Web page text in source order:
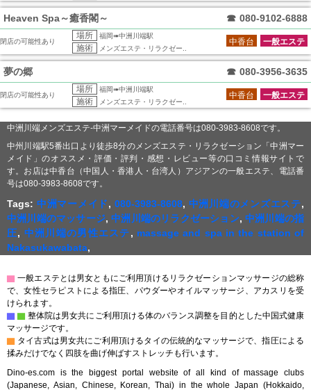
Heaven Spa～癒香閣～ ☎ 080-9102-6888
閉店の可能性あり
場所 福岡➠中洲川端駅
施術 メンズエステ・リラクゼー..
一般エステ
中香台
夢の郷 ☎ 080-3956-3635
閉店の可能性あり
場所 福岡➠中洲川端駅
施術 メンズエステ・リラクゼー..
一般エステ
中香台
中洲川端メンズエステ-中洲マーメイドの電話番号は080-3983-8608です。
中州川端駅5番出口より徒歩8分のメンズエステ・リラクゼーション「中洲マー
メイド」のオススメ・評価・評判・感想・レビュー等の口コミ情報サイトで
す。お店は中香台（中国人・香港人・台湾人）アジアンの一般エステ、電話番
号は080-3983-8608です。
Tags: 中洲マーメイド, 080-3983-8608, 中洲川端のメンズエステ,
中洲川端のマッサージ,中洲川端のリラクゼーション,中洲川端の指
圧, 中洲川端の男性エステ, massage and spa in the station of
Nakasukawabata,
▇ 一般エステとは男女ともにご利用頂けるリラクゼーションマッサージの総称
で、女性セラピストによる指圧、パウダーやオイルマッサージ、アカスリを受
けられます。
▇ ▇ 整体院は男女共にご利用頂ける体のバランス調整を目的とした中国式健康
マッサージです。
▇ タイ古式は男女共にご利用頂けるタイの伝統的なマッサージで、指圧による
揉みだけでなく四肢を曲げ伸ばすストレッチも行います。
Dino-es.com is the biggest portal website of all kind of massage clubs
(Japanese, Asian, Chinese, Korean, Thai) in the whole Japan (Hokkaido,